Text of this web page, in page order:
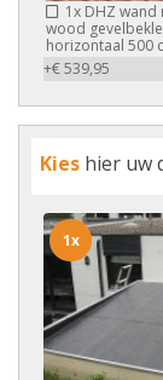
1x DHZ wand
wood
horizontaal 500
+€ 539,95
Kies hier uw
1x